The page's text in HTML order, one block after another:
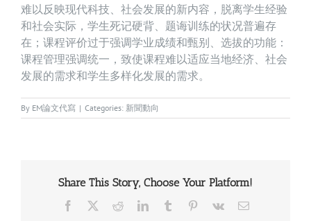
难以反映现代科技、社会发展的新内容，脱离学生经验
和社会实际，学生死记硬背、题诲训练的状况普遍存
在；课程评价过于强调学业成绩和甄别、选拔的功能：
课程管理强调统一，致使课程难以适应当地经济、社会
发展的需求和学生多样化发展的需求。
By EM論文代寫 | Categories: 新聞動向
Share This Story, Choose Your Platform!
Facebook RedditLinkedInTumblr Pinterest
Vk Email